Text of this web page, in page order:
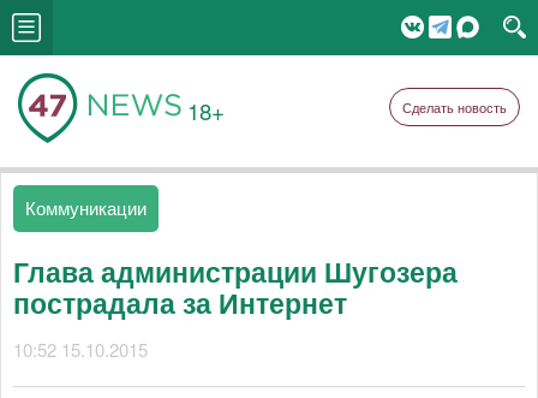
18+ Сделать новость
Коммуникации
Глава администрации Шугозера
пострадала за Интернет
10:52 15.10.2015